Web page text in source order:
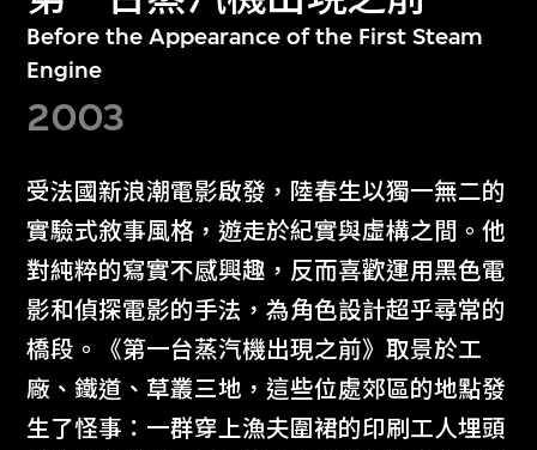
Before the Appearance of the First Steam
Engine
2003
受法國新浪潮電影啟發，陸春生以獨一無二的
實驗式敘事風格，遊走於紀實與虛構之間。他
對純粹的寫實不感興趣，反而喜歡運用黑色電
影和偵探電影的手法，為角色設計超乎尋常的
橋段。《第一台蒸汽機出現之前》取景於工
廠、鐵道、草叢三地，這些位處郊區的地點發
生了怪事：一群穿上漁夫圍裙的印刷工人埋頭